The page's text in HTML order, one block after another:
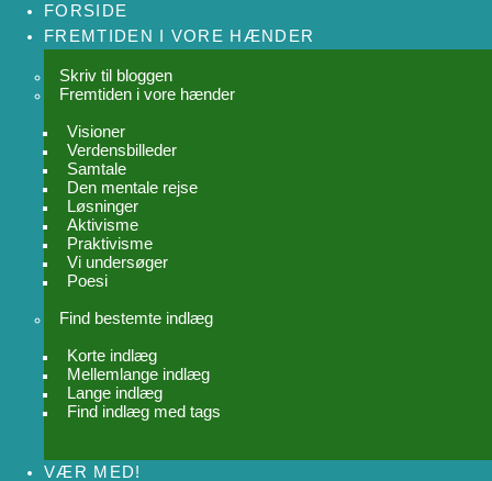
FORSIDE
FREMTIDEN I VORE HÆNDER
Skriv til bloggen
Fremtiden i vore hænder
Visioner
Verdensbilleder
Samtale
Den mentale rejse
Løsninger
Aktivisme
Praktivisme
Vi undersøger
Poesi
Find bestemte indlæg
Korte indlæg
Mellemlange indlæg
Lange indlæg
Find indlæg med tags
VÆR MED!